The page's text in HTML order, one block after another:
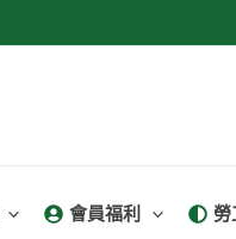
會員福利 勞